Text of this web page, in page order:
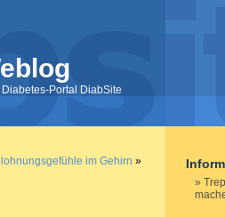
Portal DiabSite
im Gehirn »